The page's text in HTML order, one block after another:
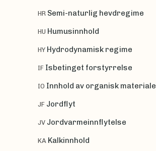
HR Semi-naturlig hevdregime
HU Humusinnhold
HY Hydrodynamisk regime
IF Isbetinget forstyrrelse
IO Innhold av organisk materiale
JF Jordflyt
JV Jordvarmeinnflytelse
KA Kalkinnhold